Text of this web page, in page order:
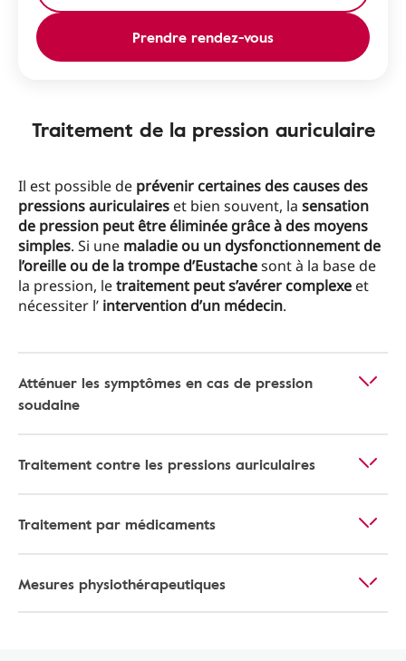
Prendre rendez-vous
Traitement de la pression auriculaire
Il est possible de prévenir certaines des causes des
pressions auriculaires et bien souvent, la sensation
de pression peut être éliminée grâce à des moyens
simples. Si une maladie ou un dysfonctionnement de
l’oreille ou de la trompe d’Eustachesont à la base de
la pression, letraitement peut s’avérer complexe et
nécessiter l’ intervention d’un médecin.
Atténuer les symptômes en cas de pression
soudaine
Traitement contre les pressions auriculaires
Traitement par médicaments
Mesures physiothérapeutiques